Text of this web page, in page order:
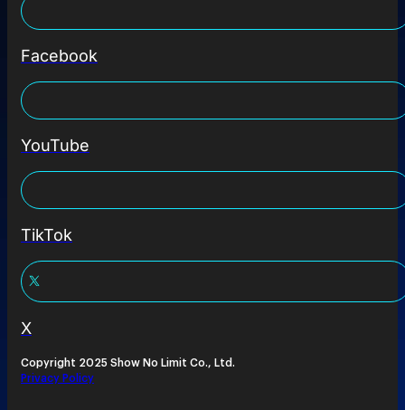
Facebook
YouTube
TikTok
X
Copyright 2025 Show No Limit Co., Ltd.
Privacy Policy